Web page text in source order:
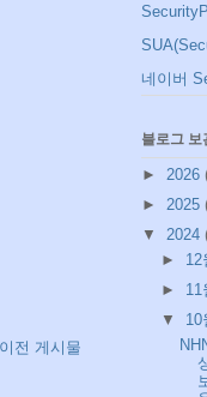
이전 게시물
네이버
블로그 보
► 2026
► 2025
▼ 2024
► 12
► 11
▼ 10